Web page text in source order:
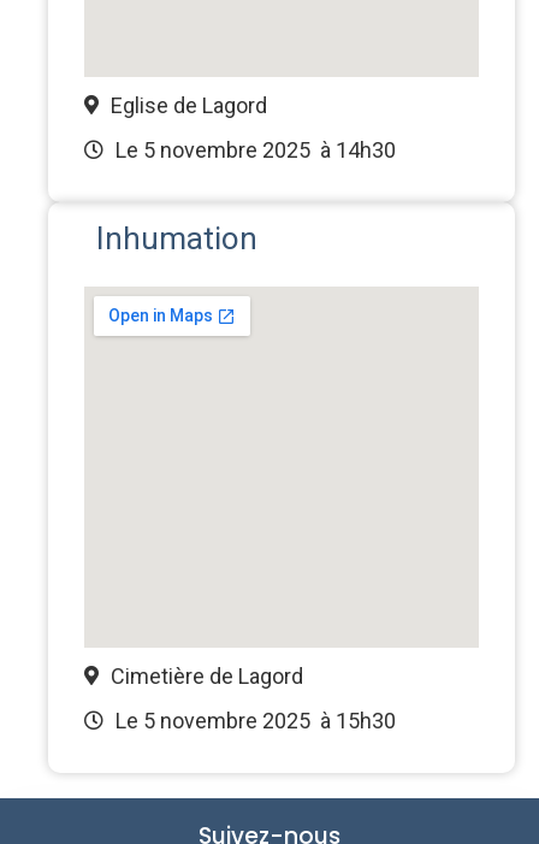
Eglise de Lagord
Le 5 novembre 2025 à 14h30
Inhumation
Cimetière de Lagord
Le 5 novembre 2025 à 15h30
Suivez-nous